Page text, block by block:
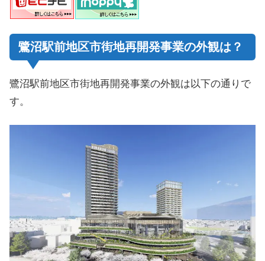
鷺沼駅前地区市街地再開発事業の外観は？
鷺沼駅前地区市街地再開発事業の外観は以下の通りで
す。